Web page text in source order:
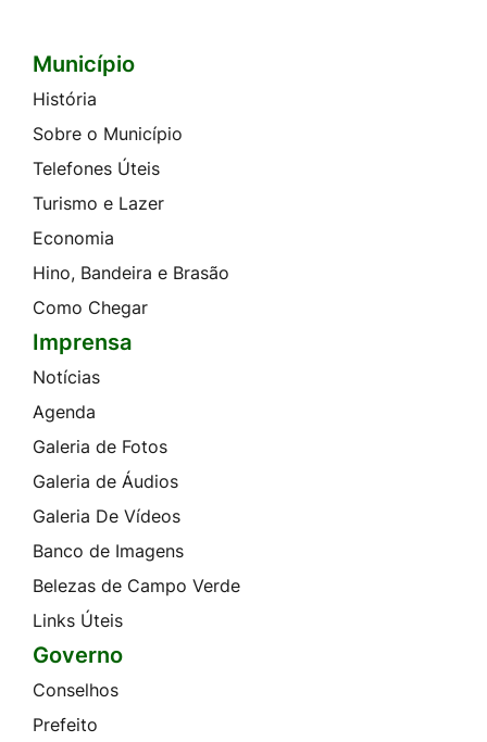
Seção do Rodapé e Contato
Município
História
Sobre o Município
Telefones Úteis
Turismo e Lazer
Economia
Hino, Bandeira e Brasão
Como Chegar
Imprensa
Notícias
Agenda
Galeria de Fotos
Galeria de Áudios
Galeria De Vídeos
Banco de Imagens
Belezas de Campo Verde
Links Úteis
Governo
Conselhos
Prefeito